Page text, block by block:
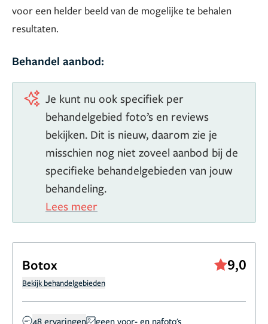
voor een helder beeld van de mogelijke te behalen
resultaten.
Behandel aanbod:
Je kunt nu ook specifiek per
behandelgebied foto’s en reviews
bekijken. Dit is nieuw, daarom zie je
misschien nog niet zoveel aanbod bij de
specifieke behandelgebieden van jouw
behandeling.
Lees meer
Botox 9,0
Bekijk behandelgebieden
48 ervaringen geen voor- en nafoto's